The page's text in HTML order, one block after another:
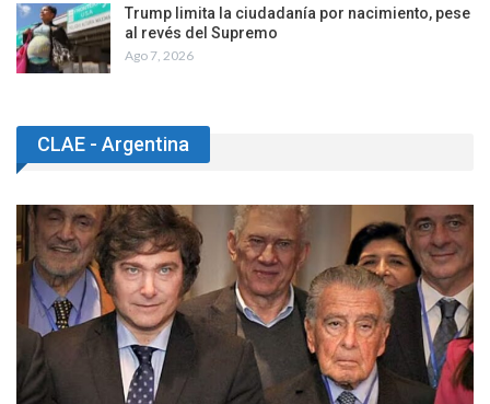
Trump limita la ciudadanía por nacimiento, pese
al revés del Supremo
Ago 7, 2026
CLAE - Argentina